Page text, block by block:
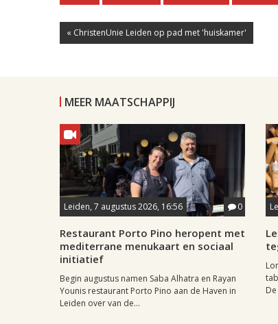
« ChristenUnie Leiden op pad met 'huiskamer'
MEER MAATSCHAPPIJ
Leiden, 7 augustus 2026, 16:56 0
Restaurant Porto Pino heropent met
mediterrane menukaart en sociaal
initiatief
Begin augustus namen Saba Alhatra en Rayan
Younis restaurant Porto Pino aan de Haven in
Leiden over van de...